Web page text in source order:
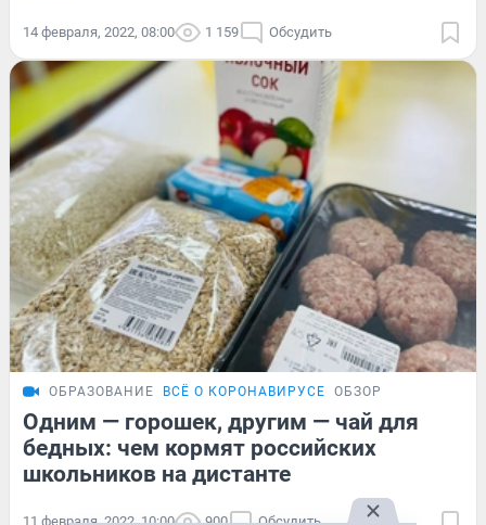
14 февраля, 2022, 08:00 1 159 Обсудить
ОБРАЗОВАНИЕ ВСЁ О КОРОНАВИРУСЕ ОБЗОР
Одним — горошек, другим — чай для
бедных: чем кормят российских
школьников на дистанте
11 февраля, 2022, 10:00 900 Обсудить